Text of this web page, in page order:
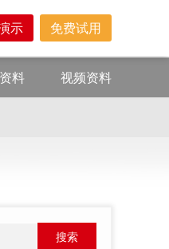
示 免费试用
料 视频资料